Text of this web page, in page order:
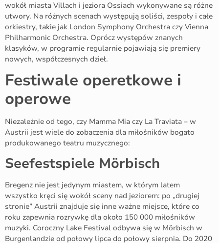
wokół miasta Villach i jeziora Ossiach wykonywane są różne
utwory. Na różnych scenach występują soliści, zespoły i całe
orkiestry, takie jak London Symphony Orchestra czy Vienna
Philharmonic Orchestra. Oprócz występów znanych
klasyków, w programie regularnie pojawiają się premiery
nowych, współczesnych dzieł.
Festiwale operetkowe i
operowe
Niezależnie od tego, czy Mamma Mia czy La Traviata – w
Austrii jest wiele do zobaczenia dla miłośników bogato
produkowanego teatru muzycznego:
Seefestspiele Mörbisch
Bregenz nie jest jedynym miastem, w którym latem
wszystko kręci się wokół sceny nad jeziorem: po „drugiej
stronie” Austrii znajduje się inne ważne miejsce, które co
roku zapewnia rozrywkę dla około 150 000 miłośników
muzyki. Coroczny Lake Festival odbywa się w Mörbisch w
Burgenlandzie od połowy lipca do połowy sierpnia. Do 2020